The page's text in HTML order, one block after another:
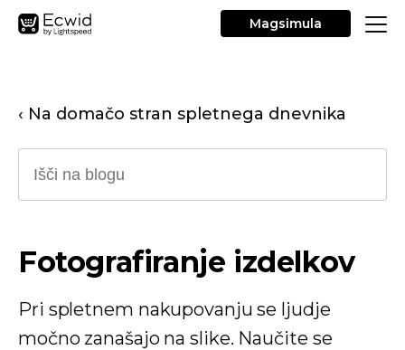
Magsimula
‹ Na domačo stran spletnega dnevnika
Fotografiranje izdelkov
Pri spletnem nakupovanju se ljudje
močno zanašajo na slike. Naučite se